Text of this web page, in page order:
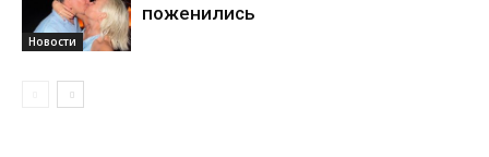
Новости
поженились